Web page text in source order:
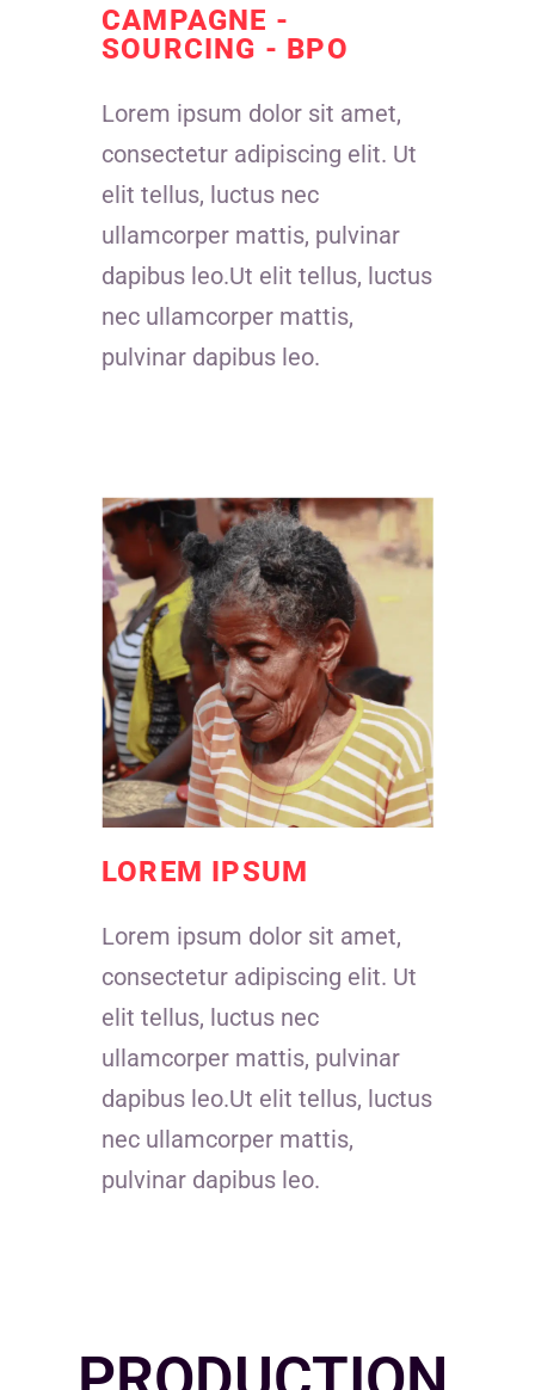
CAMPAGNE -
SOURCING - BPO
Lorem ipsum dolor sit amet,
consectetur adipiscing elit. Ut
elit tellus, luctus nec
ullamcorper mattis, pulvinar
dapibus leo.Ut elit tellus, luctus
nec ullamcorper mattis,
pulvinar dapibus leo.
LOREM IPSUM
Lorem ipsum dolor sit amet,
consectetur adipiscing elit. Ut
elit tellus, luctus nec
ullamcorper mattis, pulvinar
dapibus leo.Ut elit tellus, luctus
nec ullamcorper mattis,
pulvinar dapibus leo.